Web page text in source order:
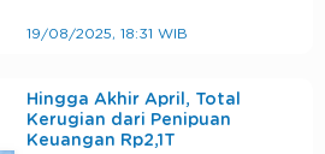
19/08/2025, 18:31 WIB
Hingga Akhir April, Total
Kerugian dari Penipuan
Keuangan Rp2,1T